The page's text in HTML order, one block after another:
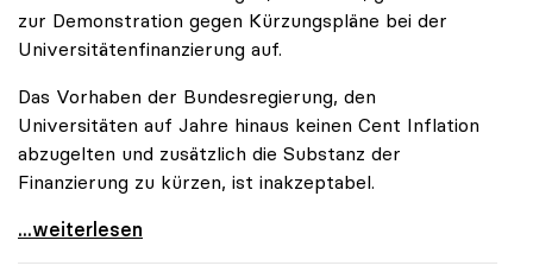
zur Demonstration gegen Kürzungspläne bei der
Universitätenfinanzierung auf.
Das Vorhaben der Bundesregierung, den
Universitäten auf Jahre hinaus keinen Cent Inflation
abzugelten und zusätzlich die Substanz der
Finanzierung zu kürzen, ist inakzeptabel.
#UnisRetten Warum es sich zu demonstrieren lohnt
...weiterlesen